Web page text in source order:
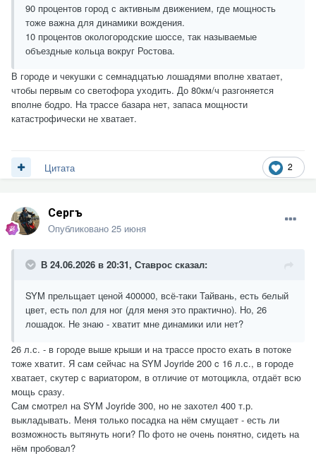
90 процентов город с активным движением, где мощность
тоже важна для динамики вождения.
10 процентов окологородские шоссе, так называемые
объездные кольца вокруг Ростова.
В городе и чекушки с семнадцатью лошадями вполне хватает,
чтобы первым со светофора уходить. До 80км/ч разгоняется
вполне бодро. На трассе базара нет, запаса мощности
катастрофически не хватает.
2
Цитата
Сергъ
Опубликовано 25 июня
В 24.06.2026 в 20:31, Ставрос сказал:
SYM прельщает ценой 400000, всё-таки Тайвань, есть белый
цвет, есть пол для ног (для меня это практично). Но, 26
лошадок. Не знаю - хватит мне динамики или нет?
26 л.с. - в городе выше крыши и на трассе просто ехать в потоке
тоже хватит. Я сам сейчас на SYM Joyride 200 c 16 л.с., в городе
хватает, скутер с вариатором, в отличие от мотоцикла, отдаёт всю
мощь сразу.
Сам смотрел на SYM Joyride 300, но не захотел 400 т.р.
выкладывать. Меня только посадка на нём смущает - есть ли
возможность вытянуть ноги? По фото не очень понятно, сидеть на
нём пробовал?